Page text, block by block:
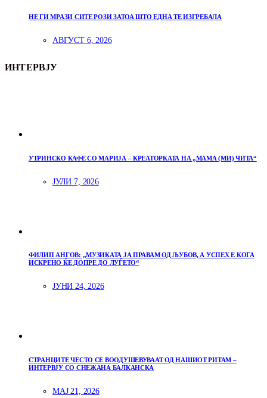
НЕ ГИ МРАЗИ СИТЕ РОЗИ ЗАТОА ШТО ЕДНА ТЕ ИЗГРЕБАЛА
АВГУСТ 6, 2026
ИНТЕРВЈУ
УТРИНСКО КАФЕ СО МАРИЈА – КРЕАТОРКАТА НА „МАМА (МИ) ЧИТА“
ЈУЛИ 7, 2026
ФИЛИП АНГОВ: „МУЗИКАТА ЈА ПРАВАМ ОД ЉУБОВ, А УСПЕХ Е КОГА
ИСКРЕНО ЌЕ ДОПРЕ ДО ЛУЃЕТО“
ЈУНИ 24, 2026
СТРАНЦИТЕ ЧЕСТО СЕ ВООДУШЕВУВААТ ОД НАШИОТ РИТАМ –
ИНТЕРВЈУ СО СНЕЖАНА БАЛКАНСКА
МАЈ 21, 2026